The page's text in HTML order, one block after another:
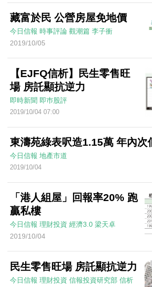
藏富於民 公營房屋免地價
今日信報 時事評論 觀潮篇 李子衝
2019/10/05
【EJFQ信析】民生零售旺
場 房託顯抗逆力
即時新聞 即巿股評
2019/10/04 07:00
東濤苑綠表呎造1.15萬 年內次
今日信報 地產市道
2019/10/04
「港人組屋」回報率20% 跑
贏私樓
今日信報 理財投資 經濟3.0 梁天卓
2019/10/04
民生零售旺場 房託顯抗逆力
今日信報 理財投資 信報投資研究部 信析